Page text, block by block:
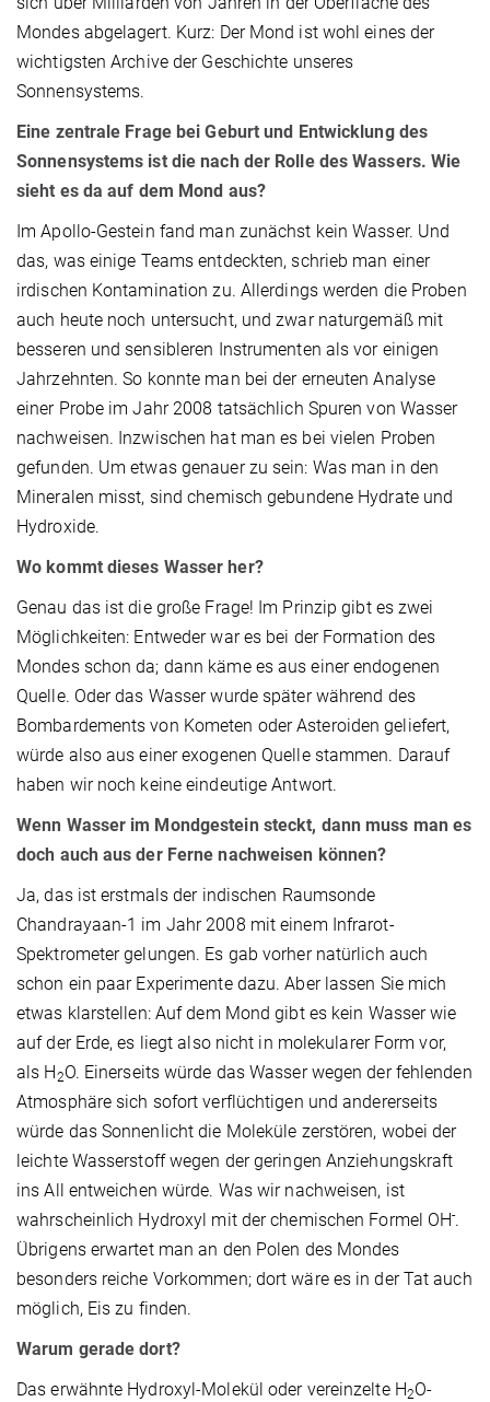
Mondes abgelagert. Kurz: Der Mond ist wohl eines der
wichtigsten Archive der Geschichte unseres
Sonnensystems.
Eine zentrale Frage bei Geburt und Entwicklung des
Sonnensystems ist die nach der Rolle des Wassers. Wie
sieht es da auf dem Mond aus?
Im Apollo-Gestein fand man zunächst kein Wasser. Und
das, was einige Teams entdeckten, schrieb man einer
irdischen Kontamination zu. Allerdings werden die Proben
auch heute noch untersucht, und zwar naturgemäß mit
besseren und sensibleren Instrumenten als vor einigen
Jahrzehnten. So konnte man bei der erneuten Analyse
einer Probe im Jahr 2008 tatsächlich Spuren von Wasser
nachweisen. Inzwischen hat man es bei vielen Proben
gefunden. Um etwas genauer zu sein: Was man in den
Mineralen misst, sind chemisch gebundene Hydrate und
Hydroxide.
Wo kommt dieses Wasser her?
Genau das ist die große Frage! Im Prinzip gibt es zwei
Möglichkeiten: Entweder war es bei der Formation des
Mondes schon da; dann käme es aus einer endogenen
Quelle. Oder das Wasser wurde später während des
Bombardements von Kometen oder Asteroiden geliefert,
würde also aus einer exogenen Quelle stammen. Darauf
haben wir noch keine eindeutige Antwort.
Wenn Wasser im Mondgestein steckt, dann muss man es
doch auch aus der Ferne nachweisen können?
Ja, das ist erstmals der indischen Raumsonde
Chandrayaan-1 im Jahr 2008 mit einem Infrarot-
Spektrometer gelungen. Es gab vorher natürlich auch
schon ein paar Experimente dazu. Aber lassen Sie mich
etwas klarstellen: Auf dem Mond gibt es kein Wasser wie
auf der Erde, es liegt also nicht in molekularer Form vor,
als H2O. Einerseits würde das Wasser wegen der fehlenden
Atmosphäre sich sofort verflüchtigen und andererseits
würde das Sonnenlicht die Moleküle zerstören, wobei der
leichte Wasserstoff wegen der geringen Anziehungskraft
ins All entweichen würde. Was wir nachweisen, ist
wahrscheinlich Hydroxyl mit der chemischen Formel OH-.
Übrigens erwartet man an den Polen des Mondes
besonders reiche Vorkommen; dort wäre es in der Tat auch
möglich, Eis zu finden.
Warum gerade dort?
Das erwähnte Hydroxyl-Molekül oder vereinzelte H2O-